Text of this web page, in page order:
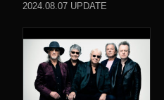
2024.08.07 UPDATE